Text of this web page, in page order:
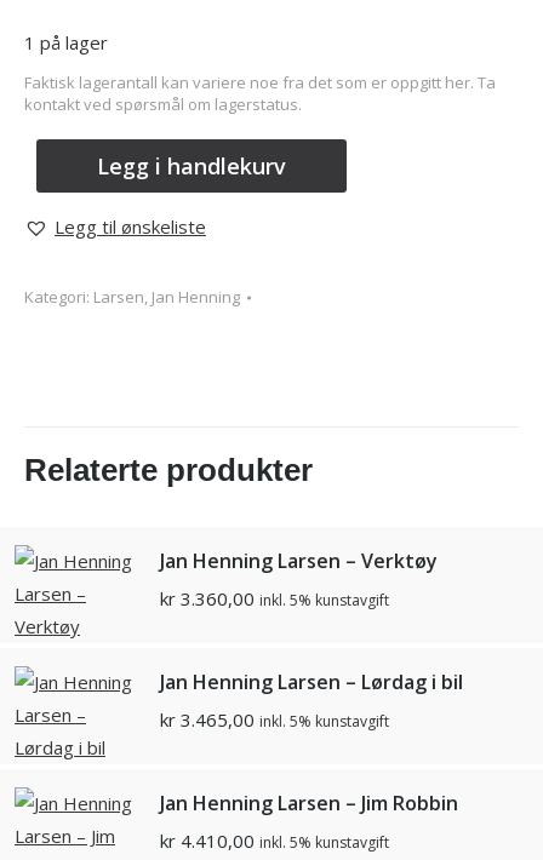
1 på lager
Faktisk lagerantall kan variere noe fra det som er oppgitt her. Ta
kontakt ved spørsmål om lagerstatus.
Legg i handlekurv
Legg til ønskeliste
Kategori: Larsen, Jan Henning
Relaterte produkter
Jan Henning Larsen – Verktøy
kr 3.360,00 inkl. 5% kunstavgift
Jan Henning Larsen – Lørdag i bil
kr 3.465,00 inkl. 5% kunstavgift
Jan Henning Larsen – Jim Robbin
kr 4.410,00 inkl. 5% kunstavgift